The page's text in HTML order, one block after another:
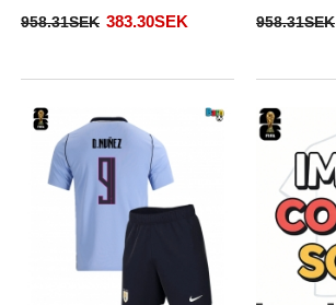
958.31SEK 383.30SEK 958.31SEK